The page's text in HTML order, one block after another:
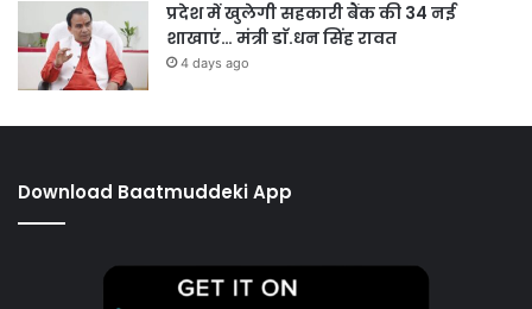
प्रदेश में खुलेगी सहकारी बैंक की 34 नई
शाखाएं… मंत्री डाॅ.धन सिंह रावत
4 days ago
Download Baatmuddeki App